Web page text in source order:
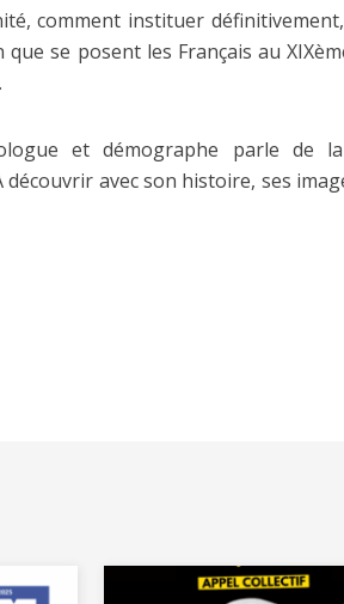
comment instituer
se posent les Français au
et démographe parle de
avec son histoire, ses